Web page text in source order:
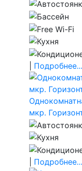
Подробнее...
мкр.
Подробнее...